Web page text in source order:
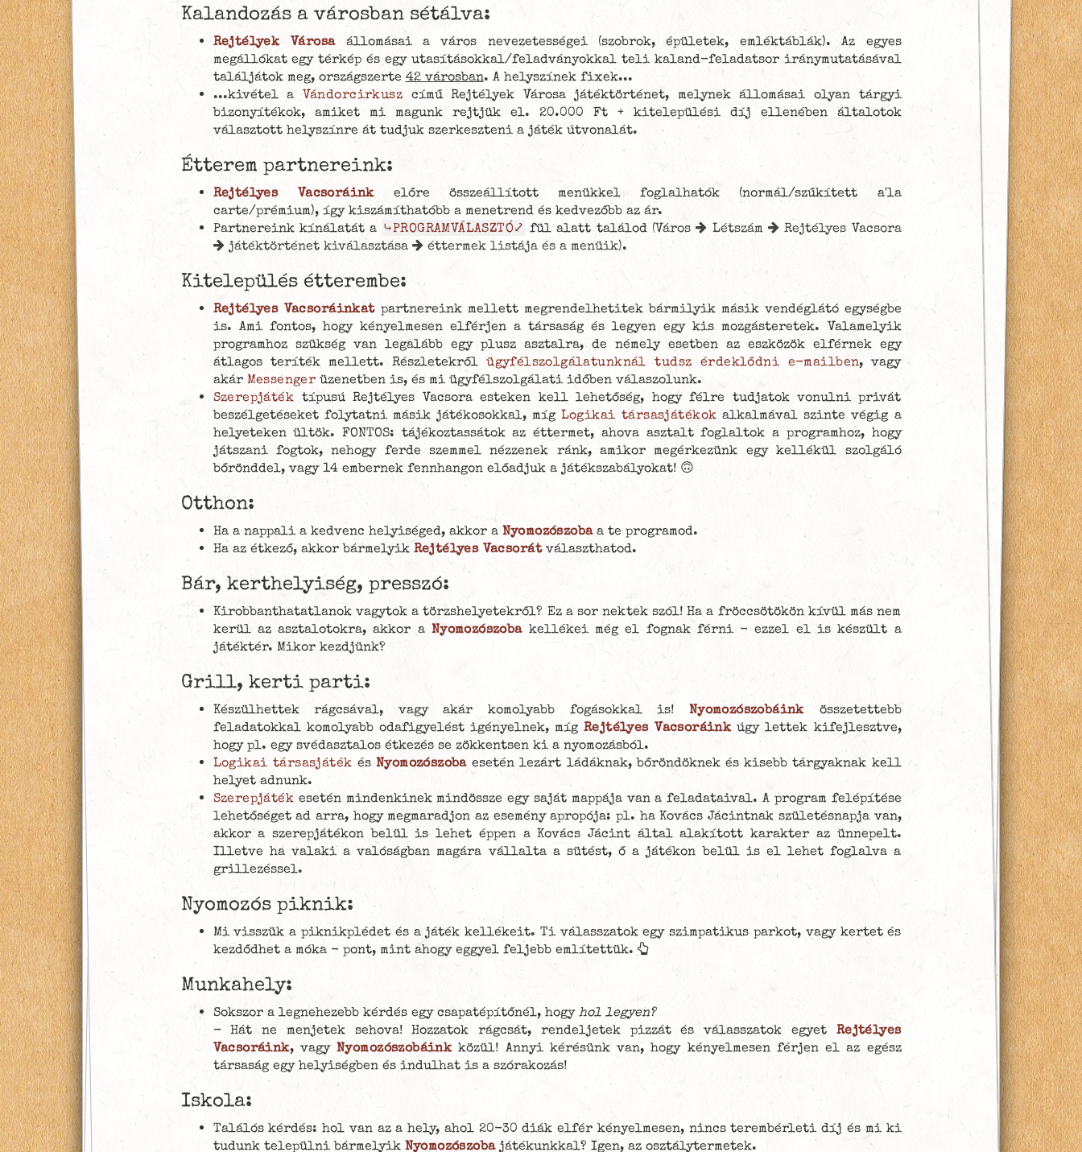
Kalandozás a városban sétálva:
Rejtélyek Városaállomásai a város nevezetességei (szobrok, épületek, emléktáblák). Az egyes
megállókat egy térkép és egy utasításokkal/feladványokkal teli kaland-feladatsor iránymutatásával
találjátok meg, országszerte 42 városban. A helyszínek fixek...
...kivétel a Vándorcirkusz című Rejtélyek Városa játéktörténet, melynek állomásai olyan tárgyi
bizonyítékok, amiket mi magunk rejtjük el. 20.000 Ft + kitelepülési díj ellenében általotok
választott helyszínre át tudjuk szerkeszteni a játék útvonalát.
Étterem partnereink:
Rejtélyes Vacsoráinkelőre összeállított menükkel foglalhatók (normál/szűkített a'la
carte/prémium), így kiszámíthatóbb a menetrend és kedvezőbb az ár.
Partnereink kínálatát a ⤷PROGRAMVÁLASZTÓ⤦ fül alatt találod (Város Létszám
Rejtélyes Vacsora
játéktörténet kiválasztása
éttermek listája és a menüik).
Kitelepülés étterembe:
Rejtélyes Vacsoráinkatpartnereink mellett megrendelhetitek bármilyik másik vendéglátó egységbe
is. Ami fontos, hogy kényelmesen elférjen a társaság és legyen egy kis mozgásteretek. Valamelyik
programhoz szükség van legalább egy plusz asztalra, de némely esetben az eszközök elférnek egy
átlagos teríték mellett. Részletekrőlügyfélszolgálatunknál tudsz érdeklődni e-mailben, vagy
akár Messenger üzenetben is, és mi ügyfélszolgálati időben válaszolunk.
Szerepjáték típusú Rejtélyes Vacsora esteken kell lehetőség, hogy félre tudjatok vonulni privát
beszélgetéseket folytatni másik játékosokkal, míg Logikai társasjátékok alkalmával szinte végig a
helyeteken ültök. FONTOS: tájékoztassátok az éttermet, ahova asztalt foglaltok a programhoz, hogy
játszani fogtok, nehogy ferde szemmel nézzenek ránk, amikor megérkezünk egy kellékül szolgáló
bőrönddel, vagy 14 embernek fennhangon előadjuk a játékszabályokat! 🙃
Otthon:
Ha a nappali a kedvenc helyiséged, akkor a Nyomozószobaa te programod.
Ha az étkező, akkor bármelyik Rejtélyes Vacsorátválaszthatod.
Bár, kerthelyiség, presszó:
Kirobbanthatatlanok vagytok a törzshelyetekről? Ez a sor nektek szól! Ha a fröccsötökön kívül más nem
kerül az asztalotokra, akkor a Nyomozószobakellékei még el fognak férni - ezzel el is készült a
játéktér. Mikor kezdjünk?
Grill, kerti parti:
Készülhettek rágcsával, vagy akár komolyabb fogásokkal is! Nyomozószobáinkösszetettebb
feladatokkal komolyabb odafigyelést igényelnek, míg Rejtélyes Vacsoráinkúgy lettek kifejlesztve,
hogy pl. egy svédasztalos étkezés se zökkentsen ki a nyomozásból.
Logikai társasjáték és Nyomozószobaesetén lezárt ládáknak, bőröndöknek és kisebb tárgyaknak kell
helyet adnunk.
Szerepjáték esetén mindenkinek mindössze egy saját mappája van a feladataival. A program felépítése
lehetőséget ad arra, hogy megmaradjon az esemény apropója: pl. ha Kovács Jácintnak születésnapja van,
akkor a szerepjátékon belül is lehet éppen a Kovács Jácint által alakított karakter az ünnepelt.
Illetve ha valaki a valóságban magára vállalta a sütést, ő a játékon belül is el lehet foglalva a
grillezéssel.
Nyomozós piknik:
Mi visszük a piknikplédet és a játék kellékeit. Ti válasszatok egy szimpatikus parkot, vagy kertet és
kezdődhet a móka - pont, mint ahogy eggyel feljebb említettük.
Munkahely:
Sokszor a legnehezebb kérdés egy csapatépítőnél, hogy hol legyen?
- Hát ne menjetek sehova! Hozzatok rágcsát, rendeljetek pizzát és válasszatok egyet Rejtélyes
Vacsoráink, vagyNyomozószobáinkközül! Annyi kérésünk van, hogy kényelmesen férjen el az egész
társaság egy helyiségben és indulhat is a szórakozás!
Iskola:
Találós kérdés: hol van az a hely, ahol 20-30 diák elfér kényelmesen, nincs terembérleti díj és mi ki
tudunk települni bármelyik Nyomozószobajátékunkkal? Igen, az osztálytermetek.